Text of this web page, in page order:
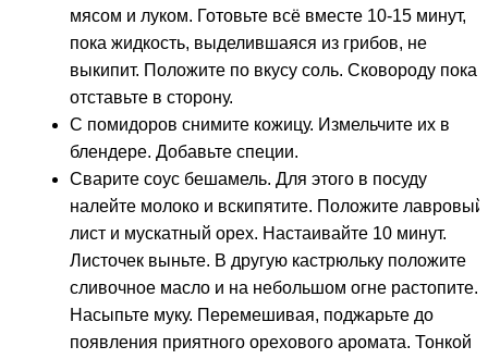
мясом и луком. Готовьте всё вместе 10-15 минут,
пока жидкость, выделившаяся из грибов, не
выкипит. Положите по вкусу соль. Сковороду пока
отставьте в сторону.
С помидоров снимите кожицу. Измельчите их в
блендере. Добавьте специи.
Сварите соус бешамель. Для этого в посуду
налейте молоко и вскипятите. Положите лавровый
лист и мускатный орех. Настаивайте 10 минут.
Листочек выньте. В другую кастрюльку положите
сливочное масло и на небольшом огне растопите.
Насыпьте муку. Перемешивая, поджарьте до
появления приятного орехового аромата. Тонкой